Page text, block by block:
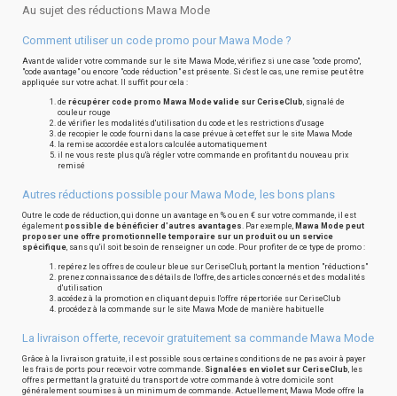
Au sujet des réductions Mawa Mode
Comment utiliser un code promo pour Mawa Mode ?
Avant de valider votre commande sur le site Mawa Mode, vérifiez si une case "code promo",
"code avantage" ou encore "code réduction" est présente. Si c'est le cas, une remise peut être
appliquée sur votre achat. Il suffit pour cela :
de récupérer code promo Mawa Mode valide sur CeriseClub, signalé de
couleur rouge
de vérifier les modalités d'utilisation du code et les restrictions d'usage
de recopier le code fourni dans la case prévue à cet effet sur le site Mawa Mode
la remise accordée est alors calculée automatiquement
il ne vous reste plus qu'à régler votre commande en profitant du nouveau prix
remisé
Autres réductions possible pour Mawa Mode, les bons plans
Outre le code de réduction, qui donne un avantage en % ou en € sur votre commande, il est
également possible de bénéficier d'autres avantages. Par exemple, Mawa Mode peut
proposer une offre promotionnelle temporaire sur un produit ou un service
spécifique, sans qu'il soit besoin de renseigner un code. Pour profiter de ce type de promo :
repérez les offres de couleur bleue sur CeriseClub, portant la mention "réductions"
prenez connaissance des détails de l'offre, des articles concernés et des modalités
d'utilisation
accédez à la promotion en cliquant depuis l'offre répertoriée sur CeriseClub
procédez à la commande sur le site Mawa Mode de manière habituelle
La livraison offerte, recevoir gratuitement sa commande Mawa Mode
Grâce à la livraison gratuite, il est possible sous certaines conditions de ne pas avoir à payer
les frais de ports pour recevoir votre commande. Signalées en violet sur CeriseClub, les
offres permettant la gratuité du transport de votre commande à votre domicile sont
généralement soumises à un minimum de commande. Actuellement, Mawa Mode offre la